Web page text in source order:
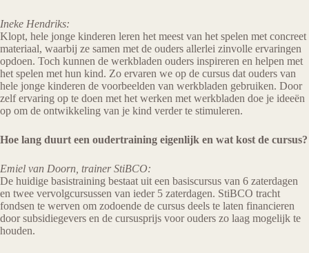
Ineke Hendriks:
Klopt, hele jonge kinderen leren het meest van het spelen met concreet
materiaal, waarbij ze samen met de ouders allerlei zinvolle ervaringen
opdoen. Toch kunnen de werkbladen ouders inspireren en helpen met
het spelen met hun kind. Zo ervaren we op de cursus dat ouders van
hele jonge kinderen de voorbeelden van werkbladen gebruiken. Door
zelf ervaring op te doen met het werken met werkbladen doe je ideeën
op om de ontwikkeling van je kind verder te stimuleren.
Hoe lang duurt een oudertraining eigenlijk en wat kost de cursus?
Emiel van Doorn, trainer StiBCO:
De huidige basistraining bestaat uit een basiscursus van 6 zaterdagen
en twee vervolgcursussen van ieder 5 zaterdagen. StiBCO tracht
fondsen te werven om zodoende de cursus deels te laten financieren
door subsidiegevers en de cursusprijs voor ouders zo laag mogelijk te
houden.